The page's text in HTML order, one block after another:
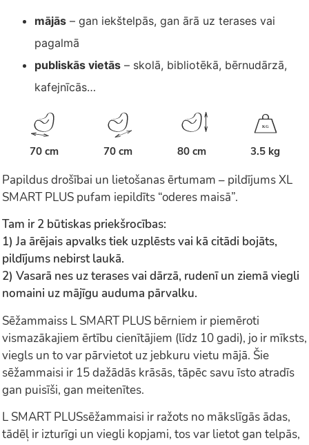
mājās – gan iekštelpās, gan ārā uz terases vai
pagalmā
publiskās vietās – skolā, bibliotēkā, bērnudārzā,
kafejnīcās…
70 cm 70 cm 80 cm
KG
3.5 kg
Papildus drošībai un lietošanas ērtumam – pildījums XL
SMART PLUS pufam iepildīts “oderes maisā”.
Tam ir 2 būtiskas priekšrocības:
1) Ja ārējais apvalks tiek uzplēsts vai kā citādi bojāts,
pildījums nebirst laukā.
2) Vasarā nes uz terases vai dārzā, rudenī un ziemā viegli
nomaini uz mājīgu auduma pārvalku.
Sēžammaiss L SMART PLUS bērniem ir piemēroti
vismazākajiem ērtību cienītājiem (līdz 10 gadi), jo ir mīksts,
viegls un to var pārvietot uz jebkuru vietu mājā. Šie
sēžammaisi ir 15 dažādās krāsās, tāpēc savu īsto atradīs
gan puisīši, gan meitenītes.
L SMART PLUSsēžammaisi ir ražots no mākslīgās ādas,
tādēļ ir izturīgi un viegli kopjami, tos var lietot gan telpās,